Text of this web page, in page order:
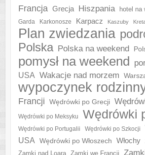
Francja Grecja Hiszpania hotel na
Garda Karkonosze Karpacz Kaszuby
Plan zwiedzania
Polska Polska na weekend
pomysł na weekend
USA Wakacje nad morzem
wypoczynek
Francji
Wędrówki po Grecji
Wędrówki po Meksyku Wędrówki
Wędrówki po Portugalii Wędrówki po Szkocji
USA
Wędrówki po Włoszech Włochy
Zamki nad Loarą Zamki we Francji